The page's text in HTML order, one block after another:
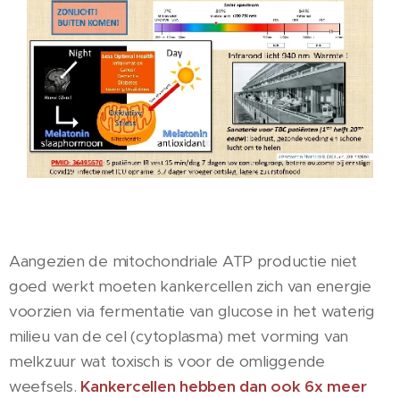
Aangezien de mitochondriale ATP productie niet
goed werkt moeten kankercellen zich van energie
voorzien via fermentatie van glucose in het waterig
milieu van de cel (cytoplasma) met vorming van
melkzuur wat toxisch is voor de omliggende
weefsels. Kankercellen hebben dan ook 6x meer